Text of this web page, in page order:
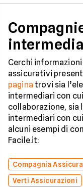
Cerchi
assicurativi
pagina trovi sia
intermediari con
collaborazione, sia
intermediari con
alcuni esempi di
Facile.it:
Compagnia
Verti Assicurazioni